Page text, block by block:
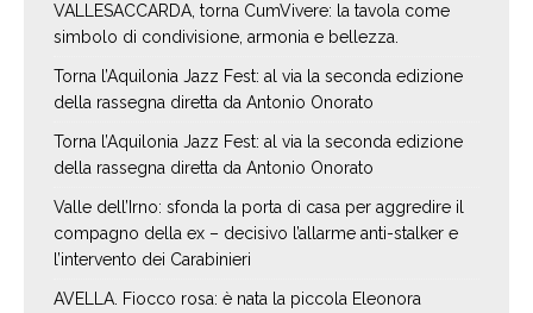
VALLESACCARDA, torna CumVivere: la tavola come
simbolo di condivisione, armonia e bellezza.
Torna l’Aquilonia Jazz Fest: al via la seconda edizione
della rassegna diretta da Antonio Onorato
Torna l’Aquilonia Jazz Fest: al via la seconda edizione
della rassegna diretta da Antonio Onorato
Valle dell’Irno: sfonda la porta di casa per aggredire il
compagno della ex – decisivo l’allarme anti-stalker e
l’intervento dei Carabinieri
AVELLA. Fiocco rosa: è nata la piccola Eleonora